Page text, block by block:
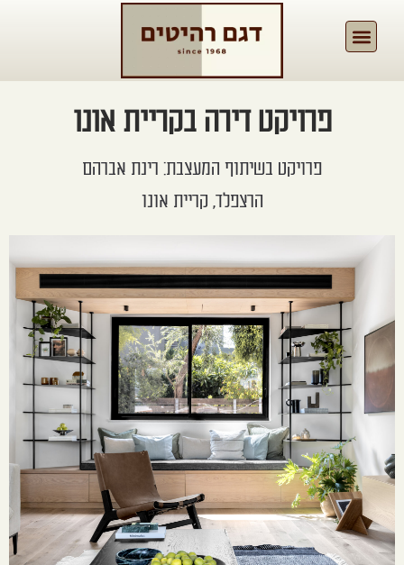
פרויקט דירה בקריית אונו
פרויקט בשיתוף המעצבת: רינת אברהם
הרצפלד, קריית אונו